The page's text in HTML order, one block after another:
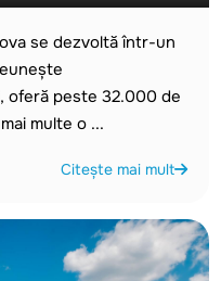
se dezvoltă într-un
oferă peste 32.000 de
multe o ...
Citește mai mult